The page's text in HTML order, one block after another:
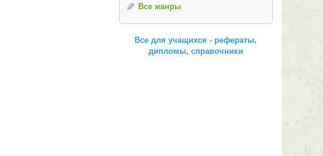
Все жанры
Все для учащихся - рефераты,
дипломы, справочники